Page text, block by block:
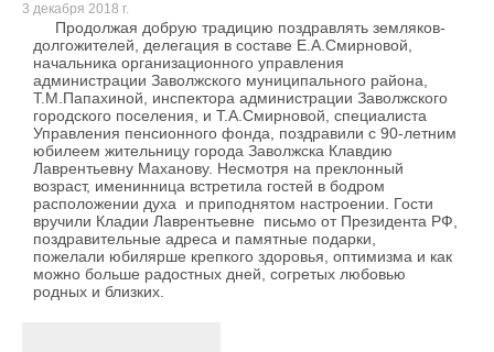
3 декабря 2018 г.
Продолжая добрую традицию поздравлять земляков-
долгожителей, делегация в составе Е.А.Смирновой,
начальника организационного управления
администрации Заволжского муниципального района,
Т.М.Папахиной, инспектора администрации Заволжского
городского поселения, и Т.А.Смирновой, специалиста
Управления пенсионного фонда, поздравили с 90-летним
юбилеем жительницу города Заволжска Клавдию
Лаврентьевну Маханову. Несмотря на преклонный
возраст, именинница встретила гостей в бодром
расположении духа и приподнятом настроении. Гости
вручили Кладии Лаврентьевне письмо от Президента РФ,
поздравительные адреса и памятные подарки,
пожелали юбилярше крепкого здоровья, оптимизма и как
можно больше радостных дней, согретых любовью
родных и близких.